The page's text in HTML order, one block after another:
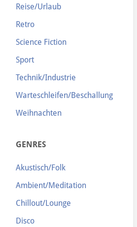
Reise/Urlaub
Retro
Science Fiction
Sport
Technik/Industrie
Warteschleifen/Beschallung
Weihnachten
GENRES
Akustisch/Folk
Ambient/Meditation
Chillout/Lounge
Disco